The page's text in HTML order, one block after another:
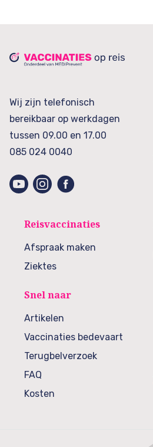
Wij zijn telefonisch
bereikbaar op werkdagen
tussen 09.00 en 17.00
085 024 0040
Reisvaccinaties
Afspraak maken
Ziektes
Snel naar
Artikelen
Vaccinaties bedevaart
Terugbelverzoek
FAQ
Kosten